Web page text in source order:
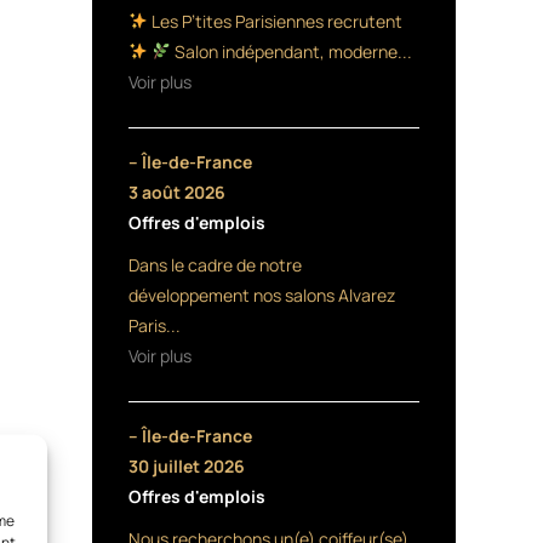
Les P’tites Parisiennes recrutent
Salon indépendant, moderne...
Voir plus
– Île-de-France
3 août 2026
Offres d'emplois
Dans le cadre de notre
développement nos salons Alvarez
Paris...
Voir plus
– Île-de-France
30 juillet 2026
Offres d'emplois
Nous recherchons un(e) coiffeur(se)